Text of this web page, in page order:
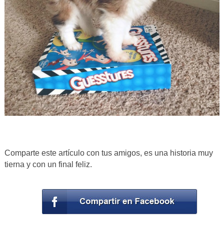
Comparte este artículo con tus amigos, es una historia muy
tierna y con un final feliz.